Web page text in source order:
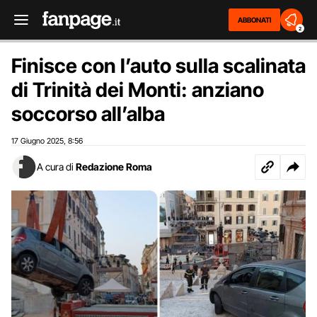
ABBONATI
2
Finisce con l’auto sulla scalinata
di Trinità dei Monti: anziano
soccorso all’alba
17 Giugno 2025 8:56
A cura di Redazione Roma